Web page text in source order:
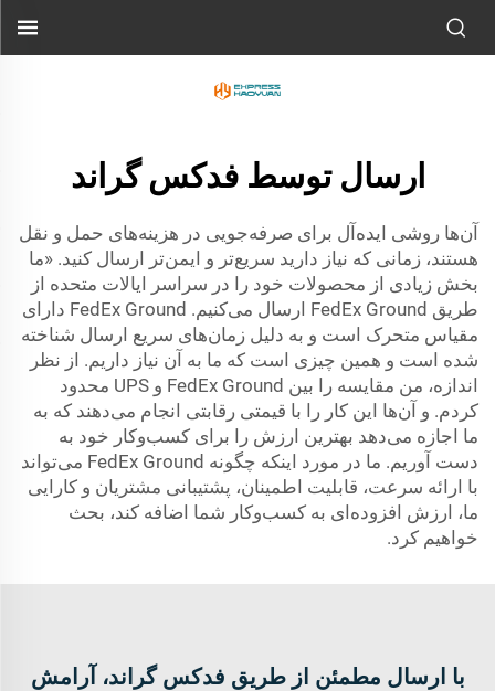
ارسال توسط فدکس گراند
آن‌ها روشی ایده‌آل برای صرفه‌جویی در هزینه‌های حمل و نقل
هستند، زمانی که نیاز دارید سریع‌تر و ایمن‌تر ارسال کنید. «ما
بخش زیادی از محصولات خود را در سراسر ایالات متحده از
طریق FedEx Ground ارسال می‌کنیم. FedEx Ground دارای
مقیاس متحرک است و به دلیل زمان‌های سریع ارسال شناخته
شده است و همین چیزی است که ما به آن نیاز داریم. از نظر
اندازه، من مقایسه را بین FedEx Ground و UPS محدود
کردم. و آن‌ها این کار را با قیمتی رقابتی انجام می‌دهند که به
ما اجازه می‌دهد بهترین ارزش را برای کسب‌وکار خود به
دست آوریم. ما در مورد اینکه چگونه FedEx Ground می‌تواند
با ارائه سرعت، قابلیت اطمینان، پشتیبانی مشتریان و کارایی
ما، ارزش افزوده‌ای به کسب‌وکار شما اضافه کند، بحث
خواهیم کرد.
با ارسال مطمئن از طریق فدکس گراند، آرامش